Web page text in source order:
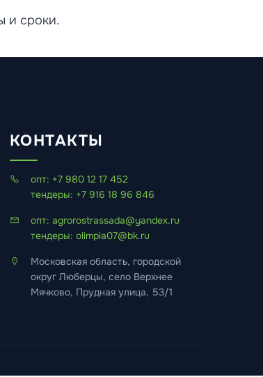
и сроки.
КОНТАКТЫ
опт: +7 980 12 17 452
тендеры: +7 916 18 96 846
опт: agrorostrassada@yandex.ru
тендеры: olimpia07@bk.ru
Московская область, городской
округ Люберцы, село Верхнее
Мячково, Прудная улица, 53/1